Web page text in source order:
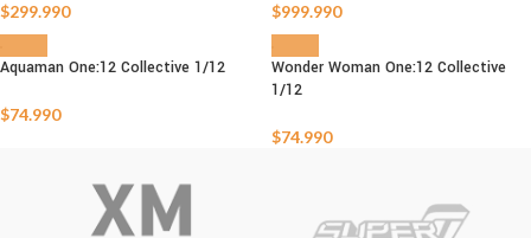
$299.990 $999.990
Aquaman One:12 Collective 1/12
$74.990
Wonder Woman One:12 Collective
1/12
$74.990